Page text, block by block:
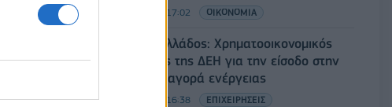
07/08/2026 - 17:02 ΟΙΚΟΝΟΜΙΑ
Deloitte Ελλάδος: Χρηματοοικονομικός
σύμβουλος της ΔΕΗ για την είσοδο στην
πολωνική αγορά ενέργειας
07/08/2026 - 16:38 ΕΠΙΧΕΙΡΗΣΕΙΣ